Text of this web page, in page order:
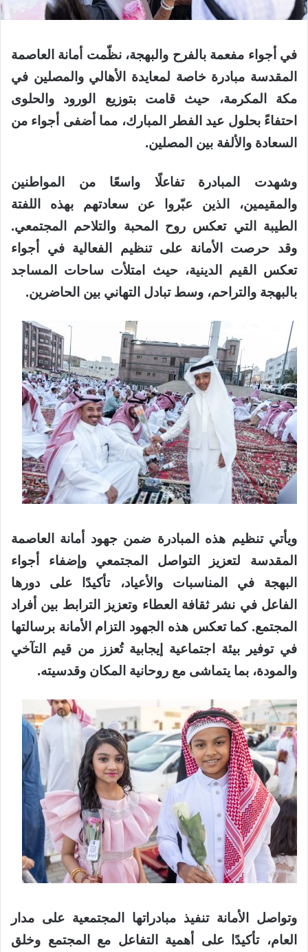
في أجواء مفعمة بالفرح والبهجة، نظّمت أمانة العاصمة
المقدسة مبادرة خاصة لمعايدة الأهالي والمصلين في
مكة المكرمة، حيث قامت بتوزيع الورود والحلوى
احتفاءً بحلول عيد الفطر المبارك، مما أضفى أجواء من
السعادة والألفة بين المصلين.
وشهدت المبادرة تفاعلًا واسعًا من المواطنين
والمقيمين، الذين عبّروا عن سعادتهم بهذه اللفتة
الطيبة التي تعكس روح المحبة والتلاحم المجتمعي.
وقد حرصت الأمانة على تنظيم الفعالية في أجواء
تعكس القيم الدينية، حيث امتلأت ساحات المساجد
بالبهجة والتراحم، وسط تبادل التهاني بين الحاضرين.
ويأتي تنظيم هذه المبادرة ضمن جهود أمانة العاصمة
المقدسة لتعزيز التواصل المجتمعي وإضفاء أجواء
البهجة في المناسبات والأعياد، تأكيدًا على دورها
الفاعل في نشر ثقافة العطاء وتعزيز الترابط بين أفراد
المجتمع. كما تعكس هذه الجهود التزام الأمانة برسالتها
في توفير بيئة اجتماعية إيجابية تُعزز من قيم التآخي
والمودة، بما يتماشى مع روحانية المكان وقدسيته.
وتواصل الأمانة تنفيذ مبادراتها المجتمعية على مدار
العام، تأكيدًا على أهمية التفاعل مع المجتمع وخلق